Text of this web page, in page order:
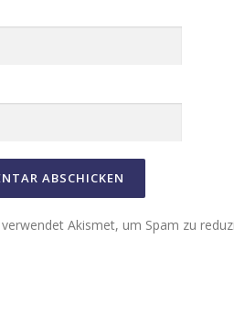
Akismet, um Spam zu